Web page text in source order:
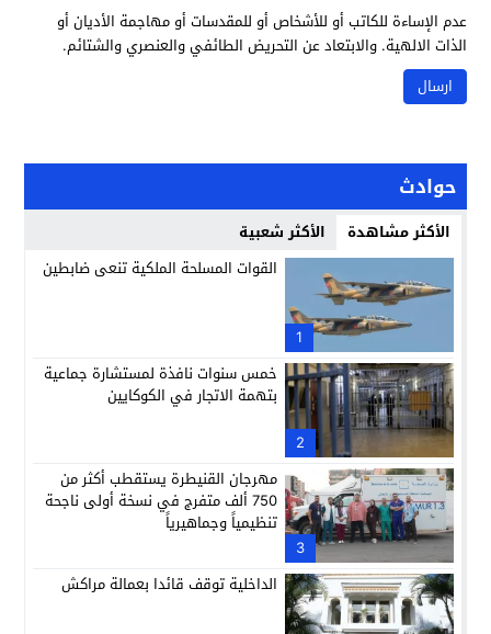
عدم الإساءة للكاتب أو للأشخاص أو للمقدسات أو مهاجمة الأديان أو
الذات الالهية. والابتعاد عن التحريض الطائفي والعنصري والشتائم.
حوادث
الأكثر مشاهدة الأكثر شعبية
1
القوات المسلحة الملكية تنعى ضابطين
2
خمس سنوات نافذة لمستشارة جماعية
بتهمة الاتجار في الكوكايين
3
مهرجان القنيطرة يستقطب أكثر من
750 ألف متفرج في نسخة أولى ناجحة
تنظيمياً وجماهيرياً
الداخلية توقف قائدا بعمالة مراكش